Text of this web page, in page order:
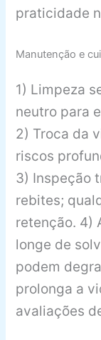
praticidade
Manutenção e
1) Limpeza
neutro para
2) Troca da
riscos
3) Inspeção
rebites;
retenção. 4)
longe de
podem
prolonga a
avaliações